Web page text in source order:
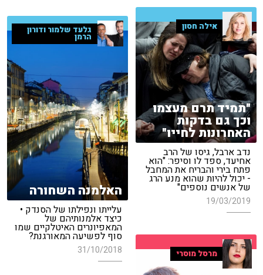
אילה חסון
"תמיד תרם מעצמו
וכך גם בדקות
האחרונות לחייו"
נדב ארבל, גיסו של הרב
אחיעד, ספד לו וסיפר: "הוא
פתח בירי והבריח את המחבל
- יכול להיות שהוא מנע הרג
של אנשים נוספים"
19/03/2019
גלעד שלמור ודורון
הרמן
האלמנה השחורה
עלייתו ונפילתו של הסנדק •
כיצד אלמנותיהם של
המאפיונרים האיטלקיים שמו
סוף לפשיעה המאורגנת?
31/10/2018 מרסל מוסרי